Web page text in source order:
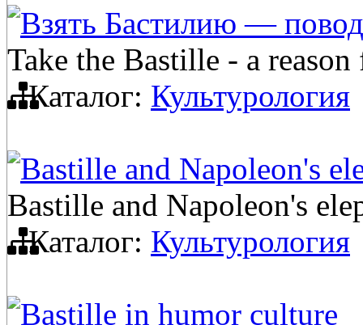
Взять Бастилию —
Take the Bastille - a
Каталог: Культурология
Bastille and Napoleon's
Bastille and Napoleon's
Каталог: Культурология
Bastille in humor culture